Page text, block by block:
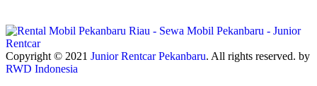
Copyright © 2021 Junior Rentcar Pekanbaru. All rights reserved. by
RWD Indonesia